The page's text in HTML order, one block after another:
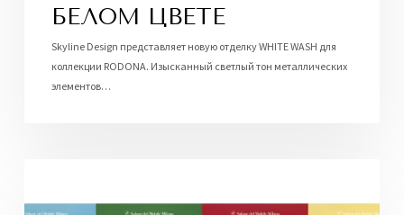
БЕЛОМ ЦВЕТЕ
Skyline Design представляет новую отделку WHITE WASH для
коллекции RODONA. Изысканный светлый тон металлических
элементов…